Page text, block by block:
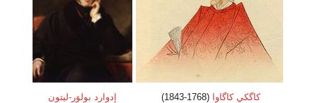
كاگكي كاگاوا (1768-1843)
إدوارد بولوَر-ليتون